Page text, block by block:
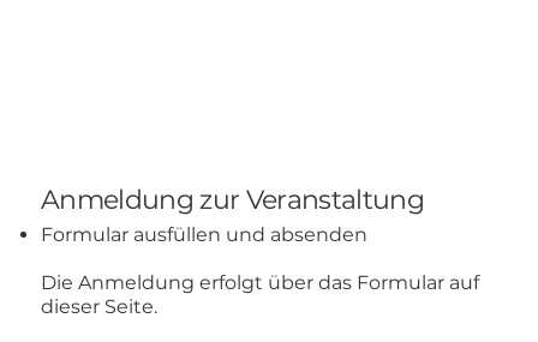
Anmeldung zur Veranstaltung
Formular ausfüllen und absenden
Die Anmeldung erfolgt über das Formular auf
dieser Seite.